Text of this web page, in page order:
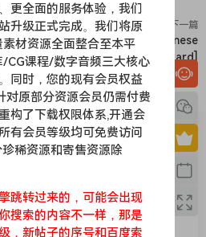
下一篇
日式庭院-Ryokan [Japanese
Courtyard]
UE场景
会员免费
更全面的服务体验，我们
升级正式完成。我们将原
材资源全面整合至本平
/CG课程/数字音频三大核心
同时，您的现有会员权益
对原部分资源会员仍需付费
构了下载权限体系,开通会
有会员等级均可免费访问
稀资源和寄售资源除
跳转过来的，可能会出现
搜索的内容不一样，那是
，新帖子的序号和百度索